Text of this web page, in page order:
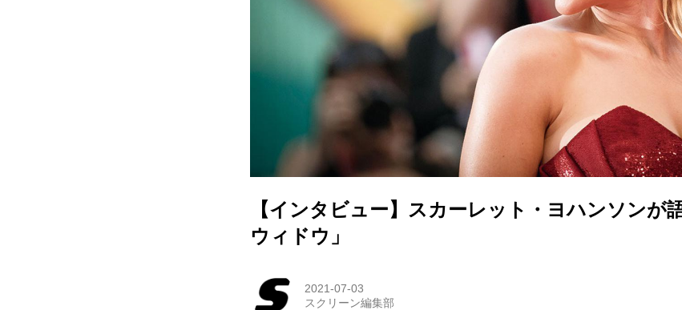
【インタビュー】スカーレット・ヨハンソンが
ウィドウ」
2021-07-03
スクリーン編集部